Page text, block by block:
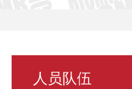
人员队伍